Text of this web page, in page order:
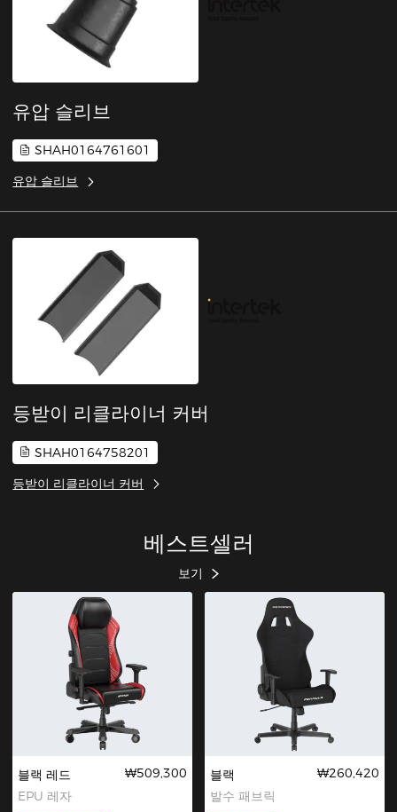
유압 슬리브
SHAH0164761601
유압 슬리브
등받이 리클라이너 커버
SHAH0164758201
등받이 리클라이너 커버
베스트셀러
보기
블랙 레드
EPU 레자
₩509,300
블랙
발수 패브릭
₩260,420